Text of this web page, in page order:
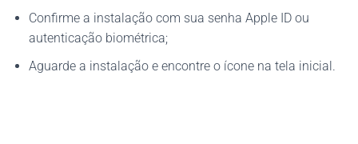
Confirme a instalação com sua senha Apple ID ou
autenticação biométrica;
Aguarde a instalação e encontre o ícone na tela inicial.